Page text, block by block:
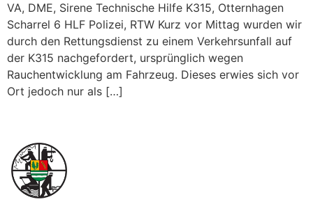
VA, DME, Sirene Technische Hilfe K315, Otternhagen
Scharrel 6 HLF Polizei, RTW Kurz vor Mittag wurden wir
durch den Rettungsdienst zu einem Verkehrsunfall auf
der K315 nachgefordert, ursprünglich wegen
Rauchentwicklung am Fahrzeug. Dieses erwies sich vor
Ort jedoch nur als […]